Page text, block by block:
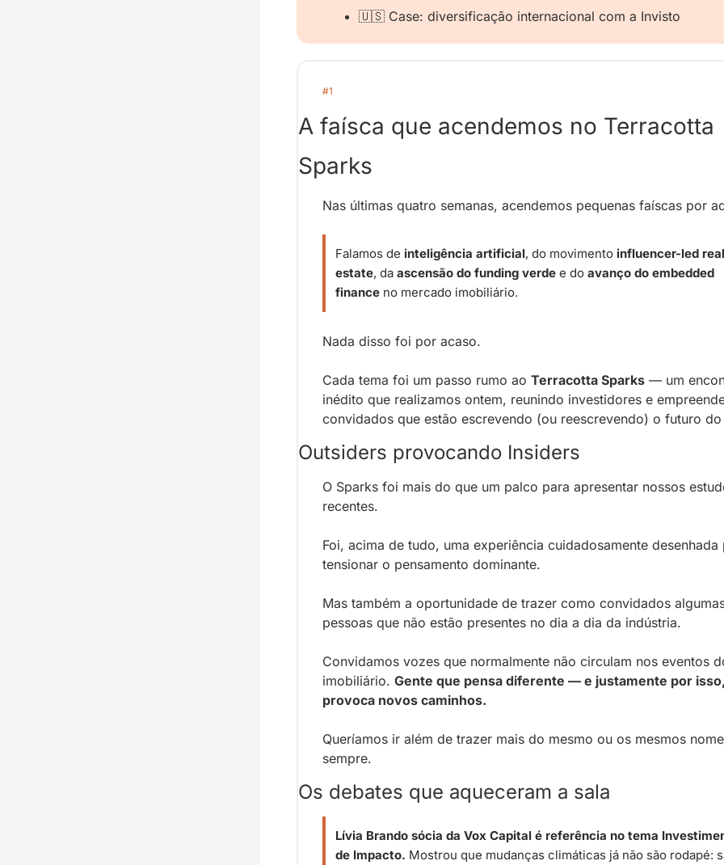
🇺🇸 Case: diversificação internacional com a Invisto
#1
A faísca que acendemos no Terracotta
Sparks
Nas últimas quatro semanas, acendemos pequenas faíscas por
Falamos de inteligência artificial, do movimento influencer-led real
estate, da ascensão do funding verde e do avanço do embedded
finance no mercado imobiliário.
Nada disso foi por acaso.
Cada tema foi um passo rumo ao Terracotta Sparks — um
inédito que realizamos ontem, reunindo investidores e
convidados que estão escrevendo (ou reescrevendo) o futuro do
Outsiders provocando Insiders
O Sparks foi mais do que um palco para apresentar nossos
recentes.
Foi, acima de tudo, uma experiência cuidadosamente desenhada
tensionar o pensamento dominante.
Mas também a oportunidade de trazer como convidados
pessoas que não estão presentes no dia a dia da indústria.
Convidamos vozes que normalmente não circulam nos eventos
imobiliário. Gente que pensa diferente — e justamente por isso,
provoca novos caminhos.
Queríamos ir além de trazer mais do mesmo ou os mesmos
sempre.
Os debates que aqueceram a sala
Lívia Brando sócia da Vox Capital é referência no tema
de Impacto. Mostrou que mudanças climáticas já não são rodapé: